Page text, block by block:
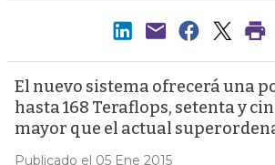
El nuevo sistema ofrecerá una
hasta 168 Teraflops, setenta y
mayor que el actual
Publicado el 05 Ene 2015